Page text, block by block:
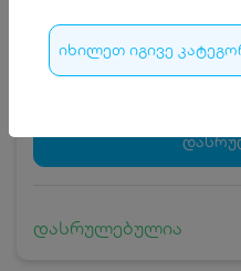
იხილეთ იგივე
დამატებითი საწოლი
კვება
დასრულებულია